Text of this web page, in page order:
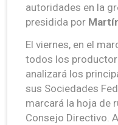
autoridades en la
presidida por
El viernes, en el
todos los
analizará los
sus Sociedades
marcará la hoja de
Consejo Directivo.